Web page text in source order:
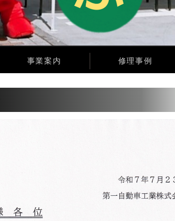
事業案内 修理事例